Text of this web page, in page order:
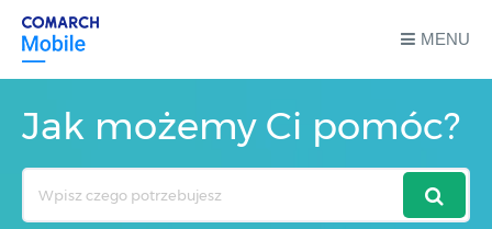
MENU
Jak możemy Ci pomóc?